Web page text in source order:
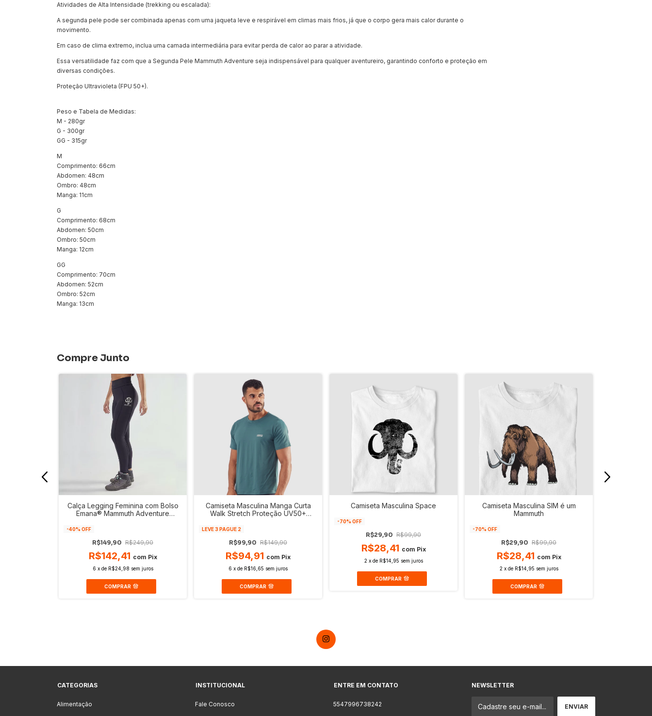
Atividades de Alta Intensidade (trekking ou escalada):
A segunda pele pode ser combinada apenas com uma jaqueta leve e respirável em climas mais frios, já que o corpo gera mais calor durante o
movimento.
Em caso de clima extremo, inclua uma camada intermediária para evitar perda de calor ao parar a atividade.
Essa versatilidade faz com que a Segunda Pele Mammuth Adventure seja indispensável para qualquer aventureiro, garantindo conforto e proteção em
diversas condições.
Proteção Ultravioleta (FPU 50+).
Peso e Tabela de Medidas:
M - 280gr
G - 300gr
GG - 315gr
M
Comprimento: 66cm
Abdomen: 48cm
Ombro: 48cm
Manga: 11cm
G
Comprimento: 68cm
Abdomen: 50cm
Ombro: 50cm
Manga: 12cm
GG
Comprimento: 70cm
Abdomen: 52cm
Ombro: 52cm
Manga: 13cm
Compre Junto
Calça Legging Feminina com Bolso
Emana® Mammuth Adventure
-40% OFF
R$149,90 R$249,90
R$142,41 com Pix
6 x de R$24,98 sem juros
COMPRAR
Camiseta Masculina Manga Curta
Walk Stretch Proteção UV50+
LEVE 3 PAGUE 2
R$99,90 R$149,90
R$94,91 com Pix
6 x de R$16,65 sem juros
COMPRAR
Camiseta Masculina Space
-70% OFF
R$29,90 R$99,90
R$28,41 com Pix
2 x de R$14,95 sem juros
COMPRAR
Camiseta Masculina SIM é um
Mammuth
-70% OFF
R$29,90 R$99,90
R$28,41 com Pix
2 x de R$14,95 sem juros
COMPRAR
CATEGORIAS
Alimentação
INSTITUCIONAL
Fale Conosco
ENTRE EM CONTATO
5547996738242
NEWSLETTER